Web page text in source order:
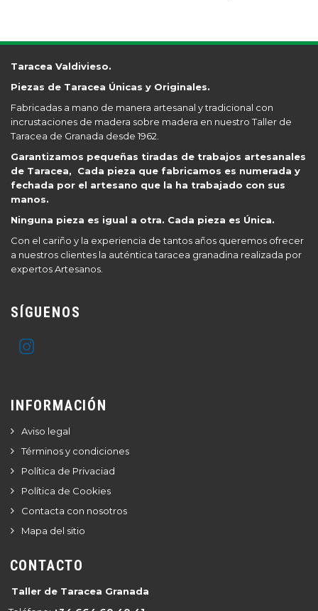
Taracea Valdivieso.
Piezas de Taracea Únicas y Originales.
Fabricadas a mano de manera artesanal y tradicional con
incrustaciones de madera sobre madera en nuestro Taller de
Taracea de Granada desde 1962.
Garantizamos pequeñas tiradas de trabajos artesanales
de Taracea, Cada pieza que fabricamos es numerada y
fechada por el artesano que la ha trabajado con sus
manos.
Ninguna pieza es igual a otra. Cada pieza es Única.
Con el cariño y la experiencia de tantos años queremos ofrecer
a nuestros clientes la auténtica taracea granadina realizada por
expertos Artesanos.
SÍGUENOS
INFORMACIÓN
Aviso legal
Términos y condiciones
Política de Privaciad
Política de Cookies
Contacta con nosotros
Mapa del sitio
CONTACTO
Taller de Taracea Granada